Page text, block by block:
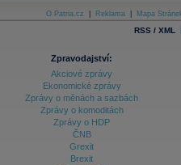
O Patria.cz Reklama Mapa
RSS / XML
Zpravodajství:
Akciové zprávy
Ekonomické zprávy
Zprávy o měnách a sazbách
Zprávy o komoditách
Zprávy o HDP
ČNB
Grexit
Brexit